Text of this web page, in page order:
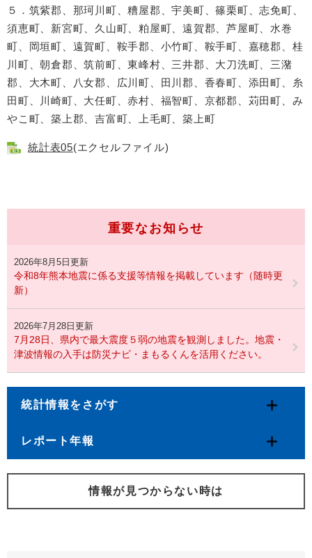
５．筑紫郡、那珂川町、糟屋郡、宇美町、篠栗町、志免町、
須恵町、新宮町、久山町、粕屋町、遠賀郡、芦屋町、水巻
町、岡垣町、遠賀町、鞍手郡、小竹町、鞍手町、嘉穂郡、桂
川町、朝倉郡、筑前町、東峰村、三井郡、大刀洗町、三潴
郡、大木町、八女郡、広川町、田川郡、香春町、添田町、糸
田町、川崎町、大任町、赤村、福智町、京都郡、苅田町、み
やこ町、築上郡、吉富町、上毛町、築上町
統計表05(エクセルファイル)
重要なお知らせ
2026年8月5日更新
令和8年熊本地震に係る支援等情報を掲載しています（随時更
新）
2026年7月28日更新
7月28日、県内で最大震度５弱の地震を観測しました。地震・
津波情報の入手は防災ナビ・まもるくんを活用ください。
統計情報をさがす
レポート年報
情報が見つからない時は